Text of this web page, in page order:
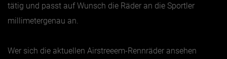
tätig und passt auf Wunsch die Räder an die Sportler
millimetergenau an.
Wer sich die aktuellen Airstreeem-Rennräder ansehen